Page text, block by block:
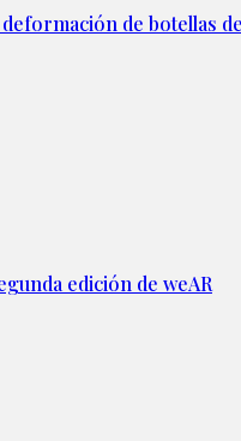
de botellas
edición de weAR